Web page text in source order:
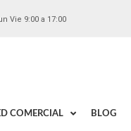
Vie 9:00 a 17:00
COMERCIAL BLOG